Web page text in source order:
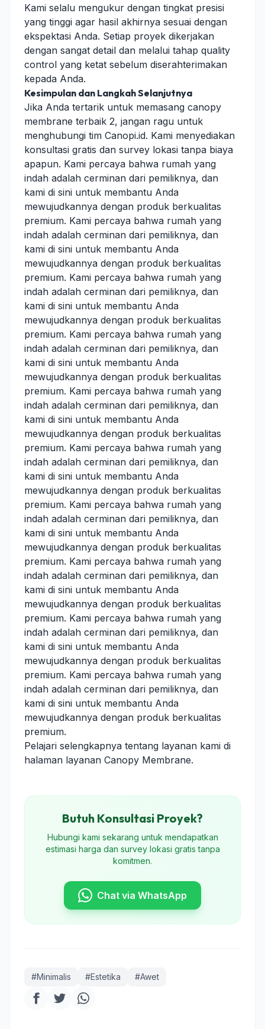
Kami selalu mengukur dengan tingkat presisi
yang tinggi agar hasil akhirnya sesuai dengan
ekspektasi Anda. Setiap proyek dikerjakan
dengan sangat detail dan melalui tahap quality
control yang ketat sebelum diserahterimakan
kepada Anda.
Kesimpulan dan Langkah Selanjutnya
Jika Anda tertarik untuk memasang canopy
membrane terbaik 2, jangan ragu untuk
menghubungi tim Canopi.id. Kami menyediakan
konsultasi gratis dan survey lokasi tanpa biaya
apapun. Kami percaya bahwa rumah yang
indah adalah cerminan dari pemiliknya, dan
kami di sini untuk membantu Anda
mewujudkannya dengan produk berkualitas
premium. Kami percaya bahwa rumah yang
indah adalah cerminan dari pemiliknya, dan
kami di sini untuk membantu Anda
mewujudkannya dengan produk berkualitas
premium. Kami percaya bahwa rumah yang
indah adalah cerminan dari pemiliknya, dan
kami di sini untuk membantu Anda
mewujudkannya dengan produk berkualitas
premium. Kami percaya bahwa rumah yang
indah adalah cerminan dari pemiliknya, dan
kami di sini untuk membantu Anda
mewujudkannya dengan produk berkualitas
premium. Kami percaya bahwa rumah yang
indah adalah cerminan dari pemiliknya, dan
kami di sini untuk membantu Anda
mewujudkannya dengan produk berkualitas
premium. Kami percaya bahwa rumah yang
indah adalah cerminan dari pemiliknya, dan
kami di sini untuk membantu Anda
mewujudkannya dengan produk berkualitas
premium. Kami percaya bahwa rumah yang
indah adalah cerminan dari pemiliknya, dan
kami di sini untuk membantu Anda
mewujudkannya dengan produk berkualitas
premium. Kami percaya bahwa rumah yang
indah adalah cerminan dari pemiliknya, dan
kami di sini untuk membantu Anda
mewujudkannya dengan produk berkualitas
premium. Kami percaya bahwa rumah yang
indah adalah cerminan dari pemiliknya, dan
kami di sini untuk membantu Anda
mewujudkannya dengan produk berkualitas
premium. Kami percaya bahwa rumah yang
indah adalah cerminan dari pemiliknya, dan
kami di sini untuk membantu Anda
mewujudkannya dengan produk berkualitas
premium.
Pelajari selengkapnya tentang layanan kami di
halaman layanan Canopy Membrane.
Butuh Konsultasi Proyek?
Hubungi kami sekarang untuk mendapatkan
estimasi harga dan survey lokasi gratis tanpa
komitmen.
Chat via WhatsApp
#Minimalis #Estetika #Awet